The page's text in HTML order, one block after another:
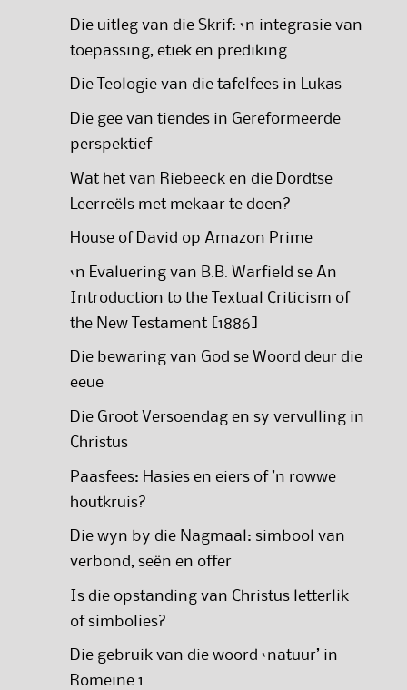
Die uitleg van die Skrif: ‘n integrasie van
toepassing, etiek en prediking
Die Teologie van die tafelfees in Lukas
Die gee van tiendes in Gereformeerde
perspektief
Wat het van Riebeeck en die Dordtse
Leerreëls met mekaar te doen?
House of David op Amazon Prime
‘n Evaluering van B.B. Warfield se An
Introduction to the Textual Criticism of
the New Testament [1886]
Die bewaring van God se Woord deur die
eeue
Die Groot Versoendag en sy vervulling in
Christus
Paasfees: Hasies en eiers of ’n rowwe
houtkruis?
Die wyn by die Nagmaal: simbool van
verbond, seën en offer
Is die opstanding van Christus letterlik
of simbolies?
Die gebruik van die woord ‘natuur’ in
Romeine 1